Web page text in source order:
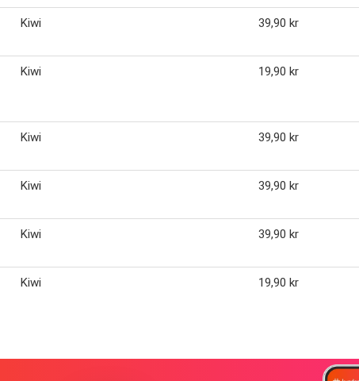
Kiwi 39,90 kr
Kiwi 19,90 kr
Kiwi 39,90 kr
Kiwi 39,90 kr
Kiwi 39,90 kr
Kiwi 19,90 kr